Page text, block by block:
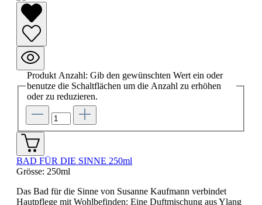
Produkt Anzahl: Gib den gewünschten Wert ein oder
benutze die Schaltflächen um die Anzahl zu erhöhen
oder zu reduzieren.
BAD FÜR DIE SINNE 250ml
Grösse: 250ml
Das Bad für die Sinne von Susanne Kaufmann verbindet
Hautpflege mit Wohlbefinden: Eine Duftmischung aus Ylang